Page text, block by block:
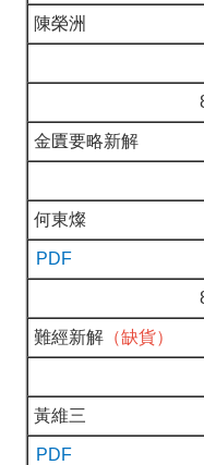
陳榮洲
金匱要略新解
何東燦
PDF
難經新解 （缺貨）
黃維三
PDF